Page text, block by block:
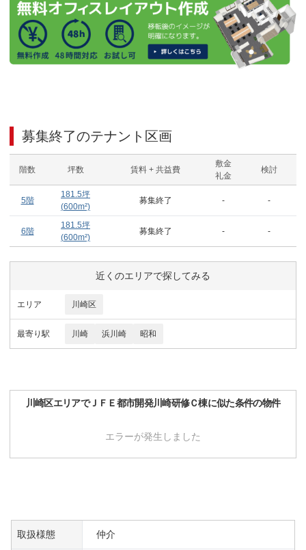
募集終了のテナント区画
階数 坪数 賃料 + 共益費
敷金
礼金
検討
5階
181.5坪
(600m²)
募集終了 - -
6階
181.5坪
(600m²)
募集終了 - -
近くのエリアで探してみる
エリア 川崎区
最寄り駅 川崎 浜川崎 昭和
川崎区エリアでＪＦＥ都市開発川崎研修Ｃ棟に似た条件の物件
エラーが発生しました
取扱様態 仲介